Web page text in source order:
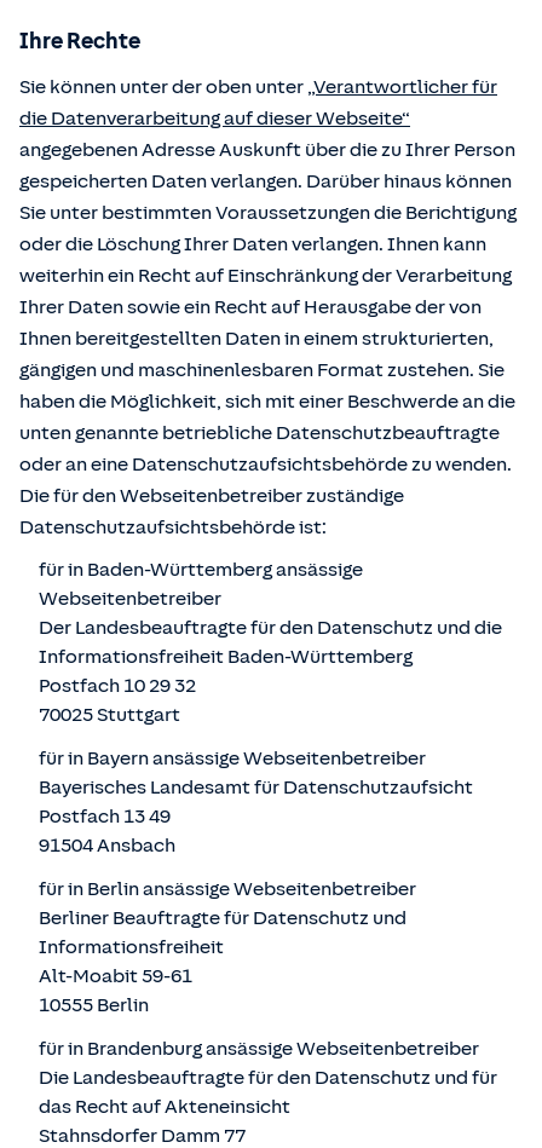
Ihre Rechte
Sie können unter der oben unter „Verantwortlicher für
die Datenverarbeitung auf dieser Webseite“
angegebenen Adresse Auskunft über die zu Ihrer Person
gespeicherten Daten verlangen. Darüber hinaus können
Sie unter bestimmten Voraussetzungen die Berichtigung
oder die Löschung Ihrer Daten verlangen. Ihnen kann
weiterhin ein Recht auf Einschränkung der Verarbeitung
Ihrer Daten sowie ein Recht auf Herausgabe der von
Ihnen bereitgestellten Daten in einem strukturierten,
gängigen und maschinenlesbaren Format zustehen. Sie
haben die Möglichkeit, sich mit einer Beschwerde an die
unten genannte betriebliche Datenschutzbeauftragte
oder an eine Datenschutzaufsichtsbehörde zu wenden.
Die für den Webseitenbetreiber zuständige
Datenschutzaufsichtsbehörde ist:
für in Baden-Württemberg ansässige
Webseitenbetreiber
Der Landesbeauftragte für den Datenschutz und die
Informationsfreiheit Baden-Württemberg
Postfach 10 29 32
70025 Stuttgart
für in Bayern ansässige Webseitenbetreiber
Bayerisches Landesamt für Datenschutzaufsicht
Postfach 13 49
91504 Ansbach
für in Berlin ansässige Webseitenbetreiber
Berliner Beauftragte für Datenschutz und
Informationsfreiheit
Alt-Moabit 59-61
10555 Berlin
für in Brandenburg ansässige Webseitenbetreiber
Die Landesbeauftragte für den Datenschutz und für
das Recht auf Akteneinsicht
Stahnsdorfer Damm 77